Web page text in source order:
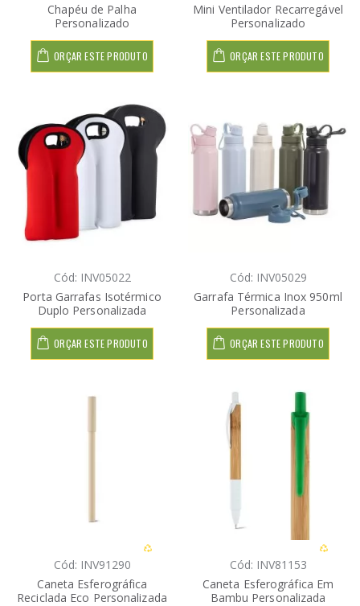
Chapéu de Palha
Personalizado
ORÇAR ESTE PRODUTO
Mini Ventilador Recarregável
Personalizado
ORÇAR ESTE PRODUTO
Cód: INV05022
Porta Garrafas Isotérmico
Duplo Personalizada
ORÇAR ESTE PRODUTO
Cód: INV05029
Garrafa Térmica Inox 950ml
Personalizada
ORÇAR ESTE PRODUTO
Cód: INV91290
Caneta Esferográfica
Reciclada Eco Personalizada
Cód: INV81153
Caneta Esferográfica Em
Bambu Personalizada